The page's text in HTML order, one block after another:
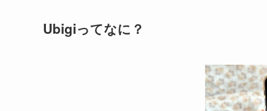
Ubigiってなに？